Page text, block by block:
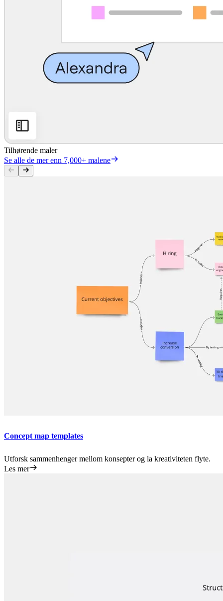
Tilhørende maler
Se alle de mer enn 7,000+ malene
Concept map templates
Utforsk sammenhenger mellom konsepter og la kreativiteten flyte.
Les mer